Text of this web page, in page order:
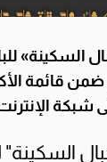
السكينة»
ضمن قائمة
شبكة
السكينة"